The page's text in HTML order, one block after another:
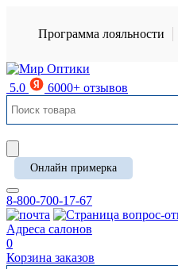
Программа лояльности
5.0 6000+ отзывов
Онлайн примерка
8-800-700-17-67
Адреса салонов
0
Корзина заказов